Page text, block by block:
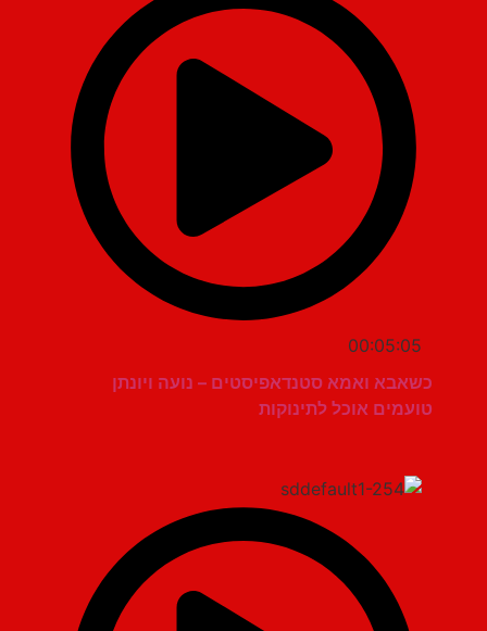
00:05:05
כשאבא ואמא סטנדאפיסטים – נועה ויונתן
טועמים אוכל לתינוקות